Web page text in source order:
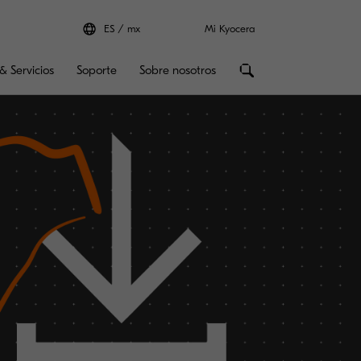
ES mx Mi Kyocera
Servicios Soporte Sobre nosotros